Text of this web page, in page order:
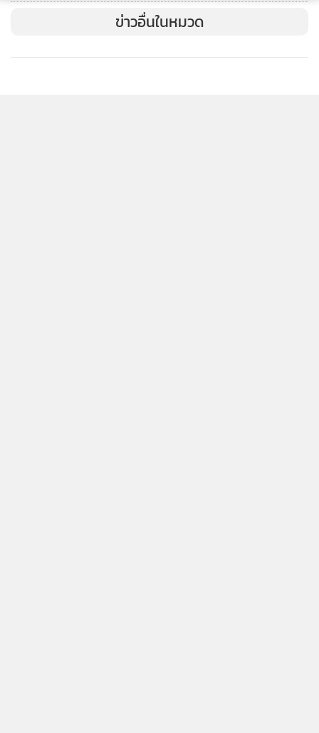
ดูผ่านกล้องจุลทรรศน์ ถือว่าตอบโจทย์การแพทย์แม่นยำ สำหรับ
การตรวจระดับ DNA ได้อย่างรวดเร็วแม่นยำ โดยได้รับการจด
ข่าวอื่นในหมวด